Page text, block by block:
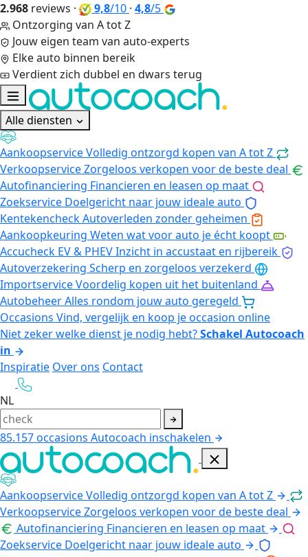
2.968 reviews · 9,8/10 · 4,8/5
Ontzorging van A tot Z
Jouw eigen team van auto-experts
Elke auto binnen bereik
Verdient zich dubbel en dwars terug
Alle diensten
AankoopserviceVolledig ontzorgd kopen van A tot Z
VerkoopserviceZorgeloos verkopen voor de beste deal
Autofinanciering Financieren en leasen op maat
Zoekservice Doelgericht naar jouw ideale auto
KentekencheckAutoverleden zonder geheimen
Aankoopkeuring Weten wat voor auto je écht koopt
Accucheck EV & PHEVInzicht in accustaat en rijbereik
Autoverzekering Scherp en zorgeloos verzekerd
ImportserviceVoordelig kopen uit het buitenland
AutobeheerAlles rondom jouw auto geregeld
Occasions Vind, vergelijk en koop je occasion online
Niet zeker welke dienst je nodig hebt?Schakel Autocoach
in
Inspiratie Over ons Contact
NL
85.157occasions Autocoach inschakelen
AankoopserviceVolledig ontzorgd kopen van A tot Z
VerkoopserviceZorgeloos verkopen voor de beste deal
Autofinanciering Financieren en leasen op maat
Zoekservice Doelgericht naar jouw ideale auto